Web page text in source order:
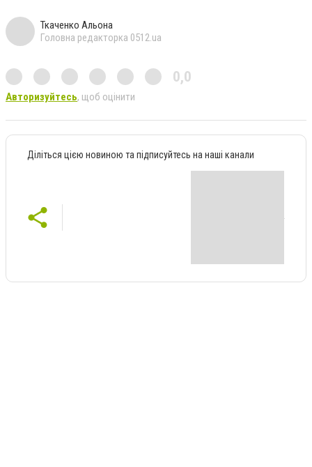
Ткаченко Альона
Головна редакторка 0512.ua
0,0
Авторизуйтесь, щоб оцінити
Діліться цією новиною та підписуйтесь на наші канали